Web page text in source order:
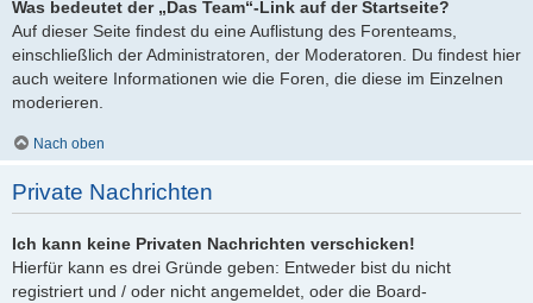
Was bedeutet der „Das Team“-Link auf der Startseite?
Auf dieser Seite findest du eine Auflistung des Forenteams,
einschließlich der Administratoren, der Moderatoren. Du findest hier
auch weitere Informationen wie die Foren, die diese im Einzelnen
moderieren.
Nach oben
Private Nachrichten
Ich kann keine Privaten Nachrichten verschicken!
Hierfür kann es drei Gründe geben: Entweder bist du nicht
registriert und / oder nicht angemeldet, oder die Board-